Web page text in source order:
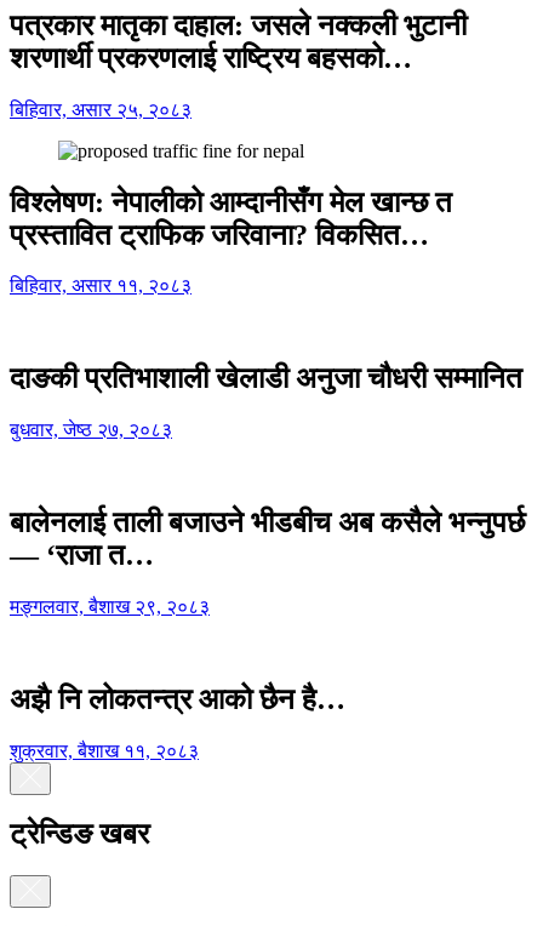
पत्रकार मातृका दाहाल: जसले नक्कली भुटानी
शरणार्थी प्रकरणलाई राष्ट्रिय बहसको…
बिहिवार, असार २५, २०८३
विश्लेषण: नेपालीको आम्दानीसँग मेल खान्छ त
प्रस्तावित ट्राफिक जरिवाना? विकसित…
बिहिवार, असार ११, २०८३
दाङकी प्रतिभाशाली खेलाडी अनुजा चौधरी सम्मानित
बुधवार, जेष्ठ २७, २०८३
बालेनलाई ताली बजाउने भीडबीच अब कसैले भन्नुपर्छ
— ‘राजा त…
मङ्गलवार, बैशाख २९, २०८३
अझै नि लोकतन्त्र आको छैन है…
शुक्रवार, बैशाख ११, २०८३
ट्रेन्डिङ खबर